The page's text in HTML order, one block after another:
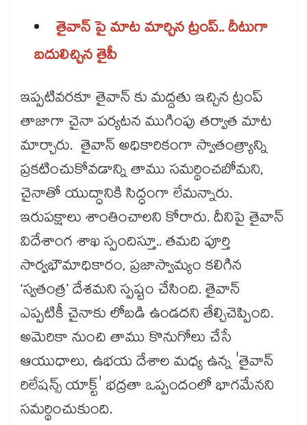
తైవాన్ పై మాట మార్చిన ట్రంప్.. దీటుగా
బదులిచ్చిన తైపీ
ఇప్పటివరకూ తైవాన్ కు మద్దతు ఇచ్చిన ట్రంప్
తాజాగా చైనా పర్యటన ముగింపు తర్వాత మాట
మార్చారు. తైవాన్ అధికారికంగా స్వాతంత్ర్యాన్ని
ప్రకటించుకోవడాన్ని తాము సమర్థించబోమని,
చైనాతో యుద్ధానికి సిద్ధంగా లేమన్నారు.
ఇరుపక్షాలు శాంతించాలని కోరారు. దీనిపై తైవాన్
విదేశాంగ శాఖ స్పందిస్తూ.. తమది పూర్తి
సార్వభౌమాధికారం, ప్రజాస్వామ్యం కలిగిన
‘స్వతంత్ర’ దేశమని స్పష్టం చేసింది. తైవాన్
ఎప్పటికీ చైనాకు లోబడి ఉండదని తేల్చిచెప్పింది.
అమెరికా నుంచి తాము కొనుగోలు చేసే
ఆయుధాలు, ఉభయ దేశాల మధ్య ఉన్న 'తైవాన్
రిలేషన్స్ యాక్ట్' భద్రతా ఒప్పందంలో భాగమేనని
సమర్థించుకుంది.